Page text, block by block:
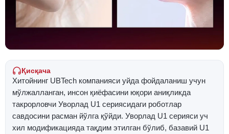
Қисқача
Хитойнинг UBTech компанияси уйда фойдаланиш учун
мўлжалланган, инсон қиёфасини юқори аниқликда
такрорловчи Уворлад U1 сериясидаги роботлар
савдосини расман йўлга қўйди. Уворлад U1 серияси уч
хил модификацияда тақдим этилган бўлиб, базавий U1